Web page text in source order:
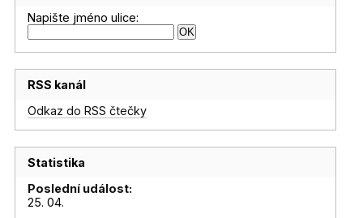
Napište jméno ulice:
RSS kanál
Odkaz do RSS čtečky
Statistika
Poslední událost:
25. 04.